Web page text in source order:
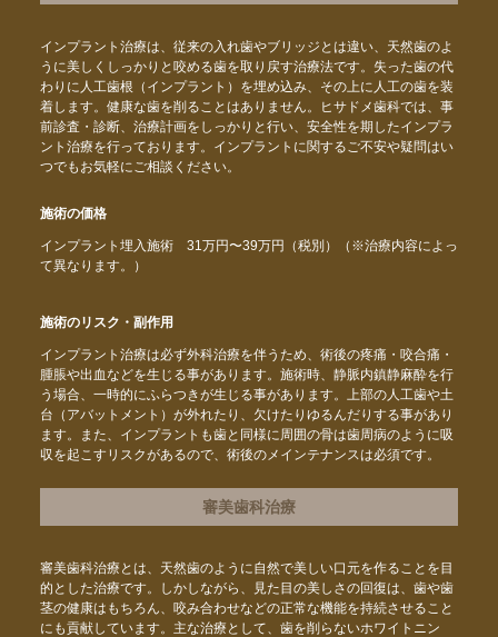
インプラント治療は、従来の入れ歯やブリッジとは違い、天然歯のよ
うに美しくしっかりと咬める歯を取り戻す治療法です。失った歯の代
わりに人工歯根（インプラント）を埋め込み、その上に人工の歯を装
着します。健康な歯を削ることはありません。ヒサドメ歯科では、事
前診査・診断、治療計画をしっかりと行い、安全性を期したインプラ
ント治療を行っております。インプラントに関するご不安や疑問はい
つでもお気軽にご相談ください。
施術の価格
インプラント埋入施術 31万円〜39万円（税別）（※治療内容によっ
て異なります。）
施術のリスク・副作用
インプラント治療は必ず外科治療を伴うため、術後の疼痛・咬合痛・
腫脹や出血などを生じる事があります。施術時、静脈内鎮静麻酔を行
う場合、一時的にふらつきが生じる事があります。上部の人工歯や土
台（アバットメント）が外れたり、欠けたりゆるんだりする事があり
ます。また、インプラントも歯と同様に周囲の骨は歯周病のように吸
収を起こすリスクがあるので、術後のメインテナンスは必須です。
審美歯科治療
審美歯科治療とは、天然歯のように自然で美しい口元を作ることを目
的とした治療です。しかしながら、見た目の美しさの回復は、歯や歯
茎の健康はもちろん、咬み合わせなどの正常な機能を持続させること
にも貢献しています。主な治療として、歯を削らないホワイトニン